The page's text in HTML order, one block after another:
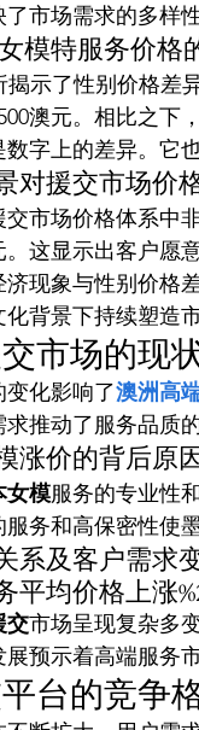
市场需求的多样
模特服务价格
揭示了性别价格差
澳元。相比之下
字上的差异。它
对援交市场价
市场价格体系中
这显示出客户愿
现象与性别价格
背景下持续塑造
市场的现
化影响了澳洲高
推动了服务品质的
涨价的背后原
女模服务的专业性
务和高保密性使
系及客户需求
均价格上涨
交市场呈现复杂多
预示着高端服务
台的竞争